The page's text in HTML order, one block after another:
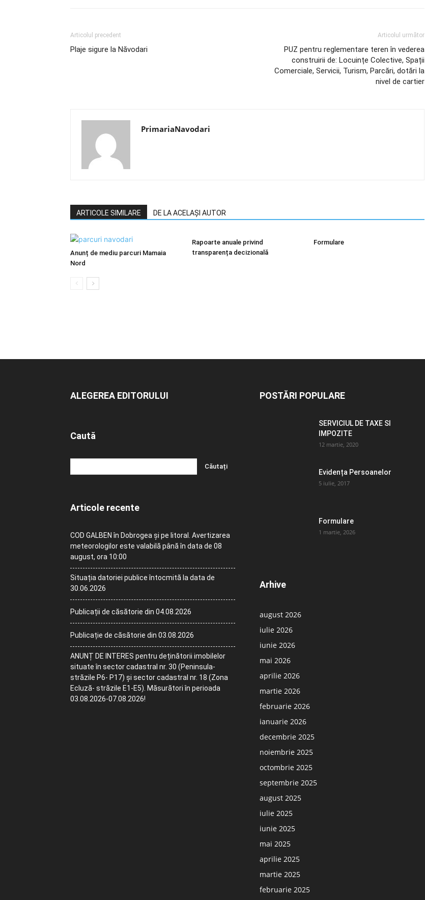
Articolul precedent
Plaje sigure la Năvodari
Articolul următor
PUZ pentru reglementare teren în vederea
construirii de: Locuințe Colective, Spații
Comerciale, Servicii, Turism, Parcări, dotări la
nivel de cartier
PrimariaNavodari
ARTICOLE SIMILARE DE LA ACELAȘI AUTOR
Anunț de mediu parcuri Mamaia
Nord
Rapoarte anuale privind
transparența decizională
Formulare
ALEGEREA EDITORULUI
Caută
Articole recente
COD GALBEN în Dobrogea și pe litoral. Avertizarea
meteorologilor este valabilă până în data de 08
august, ora 10:00
Situația datoriei publice întocmită la data de
30.06.2026
Publicații de căsătorie din 04.08.2026
Publicație de căsătorie din 03.08.2026
ANUNȚ DE INTERES pentru deținătorii imobilelor
situate în sector cadastral nr. 30 (Peninsula-
străzile P6- P17) și sector cadastral nr. 18 (Zona
Ecluză- străzile E1-E5). Măsurători în perioada
03.08.2026-07.08.2026!
POSTĂRI POPULARE
SERVICIUL DE TAXE SI
IMPOZITE
12 martie, 2020
Evidența Persoanelor
5 iulie, 2017
Formulare
1 martie, 2026
Arhive
august 2026
iulie 2026
iunie 2026
mai 2026
aprilie 2026
martie 2026
februarie 2026
ianuarie 2026
decembrie 2025
noiembrie 2025
octombrie 2025
septembrie 2025
august 2025
iulie 2025
iunie 2025
mai 2025
aprilie 2025
martie 2025
februarie 2025